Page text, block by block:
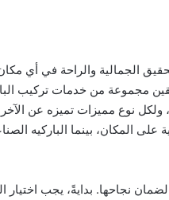
الجمالية والراحة في أي
مجموعة من خدمات تركيب
ولكل نوع مميزات تميزه عن
المكان، بينما الباركيه
نجاحها. بدايةً، يجب اختيار